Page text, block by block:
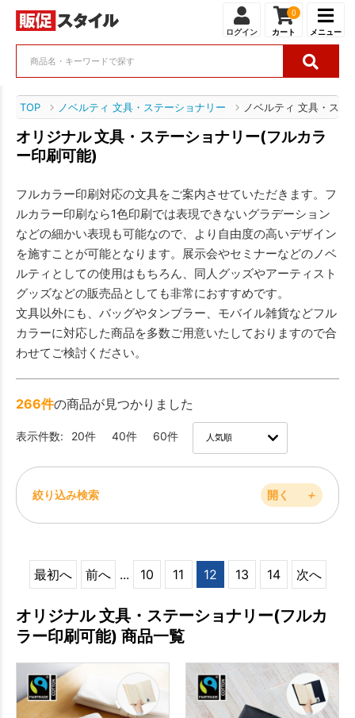
ログイン
0
カート メニュー
TOP ノベルティ 文具・ステーショナリー ノベルティ 文具・ス
オリジナル 文具・ステーショナリー(フルカラ
ー印刷可能)
フルカラー印刷対応の文具をご案内させていただきます。フ
ルカラー印刷なら1色印刷では表現できないグラデーション
などの細かい表現も可能なので、より自由度の高いデザイン
を施すことが可能となります。展示会やセミナーなどのノベ
ルティとしての使用はもちろん、同人グッズやアーティスト
グッズなどの販売品としても非常におすすめです。
文具以外にも、バッグやタンブラー、モバイル雑貨などフル
カラーに対応した商品を多数ご用意いたしておりますので合
わせてご検討ください。
266件の商品が見つかりました
表示件数: 20件 40件 60件
絞り込み検索 開く ＋
最初へ 前へ ... 10 11 12 13 14 次へ
オリジナル 文具・ステーショナリー(フルカ
ラー印刷可能) 商品一覧